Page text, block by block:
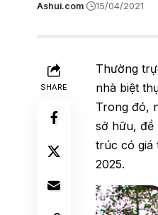
Ashui.com 15/04/2021
SHARE
Thường
nhà biệt
Trong đó,
sở hữu, đề
trúc có giá
2025.